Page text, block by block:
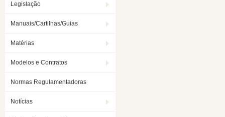
Legislação
Manuais/Cartilhas/Guias
Matérias
Modelos e Contratos
Normas Regulamentadoras
Notícias